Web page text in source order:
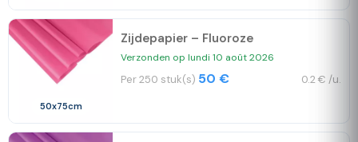
50x75cm
Zijdepapier – Fluoroze
Verzonden op lundi 10 août 2026
Per 250 stuk(s) 50 € 0.2 € /u.